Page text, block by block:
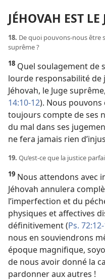
JÉHOVAH EST
18. De quoi pouvons-​nous être
suprême ?
18 Quel soulagement de
lourde responsabilité de
Jéhovah, le Juge
14:10-12). Nous pouvons
toujours compte de ses
du mal dans ses
ne fera jamais rien
19. Qu’est-​ce que la justice
19 Nous attendons avec
Jéhovah annulera
l’imperfection et du
physiques et affectives
définitivement (Ps.
nous en souviendrons
époque magnifique,
de nous avoir donné la
pardonner aux autres !